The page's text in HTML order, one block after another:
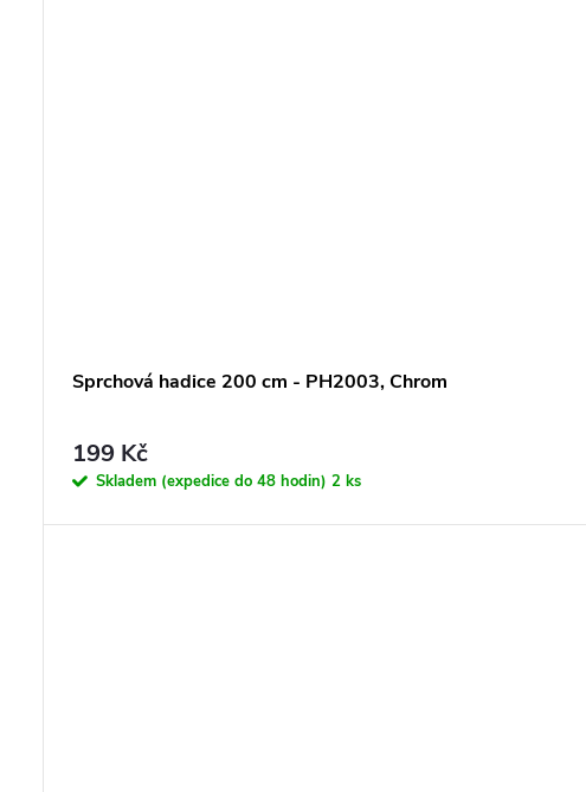
Sprchová hadice 200 cm - PH2003, Chrom
199 Kč
Skladem (expedice do 48 hodin) 2 ks